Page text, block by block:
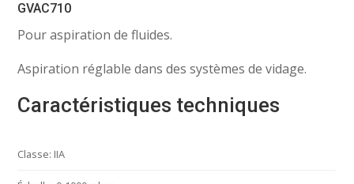
GVAC710
Pour aspiration de fluides.
Aspiration réglable dans des systèmes de vidage.
Caractéristiques techniques
Classe: IIA